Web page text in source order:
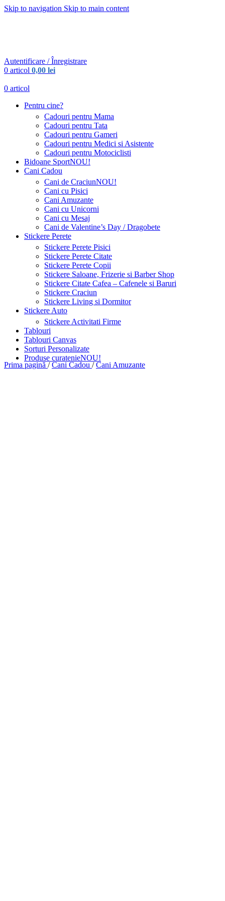
Skip to navigation Skip to main content
Autentificare / Înregistrare
0 articol 0,00 lei
0 articol
Pentru cine?
Cadouri pentru Mama
Cadouri pentru Tata
Cadouri pentru Gameri
Cadouri pentru Medici si Asistente
Cadouri pentru Motociclisti
Bidoane SportNOU!
Cani Cadou
Cani de CraciunNOU!
Cani cu Pisici
Cani Amuzante
Cani cu Unicorni
Cani cu Mesaj
Cani de Valentine’s Day / Dragobete
Stickere Perete
Stickere Perete Pisici
Stickere Perete Citate
Stickere Perete Copii
Stickere Saloane, Frizerie si Barber Shop
Stickere Citate Cafea – Cafenele si Baruri
Stickere Craciun
Stickere Living si Dormitor
Stickere Auto
Stickere Activitati Firme
Tablouri
Tablouri Canvas
Sorturi Personalizate
Produse curatenieNOU!
Prima pagină / Cani Cadou / Cani Amuzante